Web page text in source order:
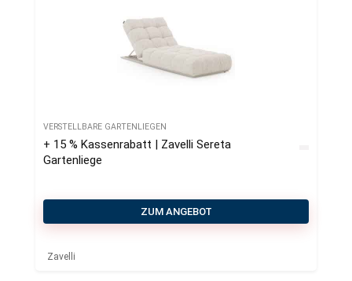
VERSTELLBARE GARTENLIEGEN
+ 15 % Kassenrabatt | Zavelli Sereta
Gartenliege
ZUM ANGEBOT
Zavelli